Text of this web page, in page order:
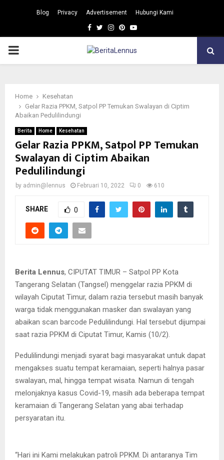
Blog Privacy Advertisement Hubungi Kami
Facebook
TwitterInstagram
Pinterest
Youtube
PRIMARY
Home
Kesehatan
Gelar Razia PPKM, Satpol PP Temukan Swalayan di Ciptim
Abaikan Pedulilindungi
Berita Home Kesehatan
Gelar Razia PPKM, Satpol PP Temukan
Swalayan di Ciptim Abaikan
Pedulilindungi
by admin@lennus Februari 10, 2022 0 610
SHARE 0
Berita Lennus, CIPUTAT TIMUR – Satpol PP Kota
Tangerang Selatan (Tangsel) menggelar razia PPKM di
wilayah Ciputat Timur, dalam razia tersebut masih banyak
warga tidak menggunakan masker dan swalayan yang
abaikan scan barcode Pedulilindungi. Hal tersebut dijumpai
saat razia PPKM di Ciputat Timur, Kamis (10/2).
Pedulilindungi menjadi syarat bagi masyarakat untuk dapat
mengakses suatu tempat keramaian, seperti halnya pasar
swalayan, mal, hingga tempat wisata. Namun di tengah
melonjaknya kasus Covid-19, masih ada beberapa tempat
keramaian di Tangerang Selatan yang abai terhadap
persyaratan itu.
“Hari ini Kami melakukan patroli PPKM. Di antaranya Tim